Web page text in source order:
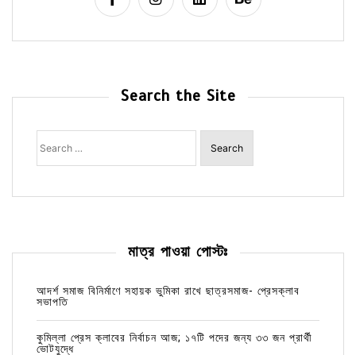
Search the Site
Search
for:
মাত্র পাওয়া পোস্টঃ
আদর্শ সমাজ বিনির্মাণে সহায়ক ভুমিকা রাখে ছাত্রসমাজ- প্রেসক্লাব
সভাপতি
কুমিল্লা প্রেস ক্লাবের নির্বাচন আজ; ১৭টি পদের জন্য ৩৩ জন প্রার্থী
ভোটযুদ্ধে